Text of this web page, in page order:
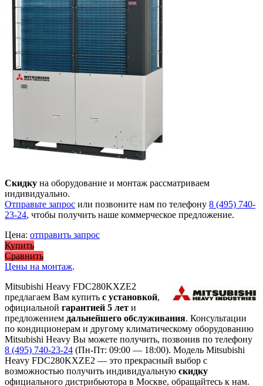
Скидку на оборудование и монтаж рассматриваем
индивидуально.
Отправьте запрос или позвоните нам по телефону 8 (495) 740-
23-24, чтобы получить наше коммерческое предложение.
Цена: отправить запрос
Купить
Сравнить
Цены на монтаж.
Mitsubishi Heavy FDC280KXZE2
предлагаем Вам купить с установкой,
официальной гарантией 5 лет и
предложением дальнейшего обслуживания. Консультации
по кондиционерам и другому климатическому оборудованию
Mitsubishi Heavy Вы можете получить, позвонив по телефону
8 (495) 740-23-24 (Пн-Пт: 09:00 — 18:00). Модель Mitsubishi
Heavy FDC280KXZE2 — это прекрасный выбор с
возможностью получить индивидуальную скидку
официального дистрибьютора в Москве, обращайтесь к нам.